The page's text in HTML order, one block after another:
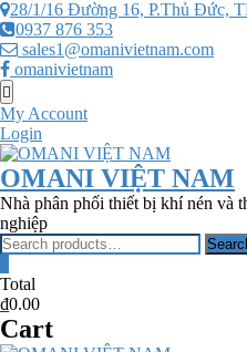
Skip
to
content
28/1/16 Đường 16, P.Thủ Đức,
0937 876 353
sales1@omanivietnam.com
omanivietnam
Topbar
Menu
My Account
Login
OMANI VIỆT NAM
Nhà phân phối thiết bị khí nén và
nghiệp
Search
Total
₫0.00
Cart